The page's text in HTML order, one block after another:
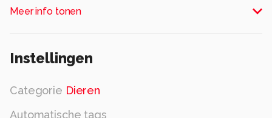
Alle rechten voorbehouden
Meer info tonen
Instellingen
Categorie Dieren
Automatische tags